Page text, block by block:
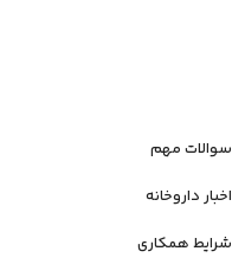
سوالات مهم
اخبار داروخانه
شرایط همکاری